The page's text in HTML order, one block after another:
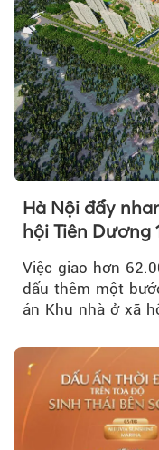
Hà Nội đẩy
hội Tiên Dương
Việc giao hơn
dấu thêm một
án Khu nhà ở xã